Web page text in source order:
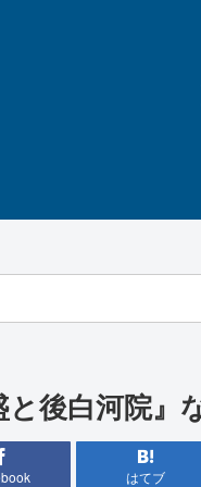
後白河院』
はてブ